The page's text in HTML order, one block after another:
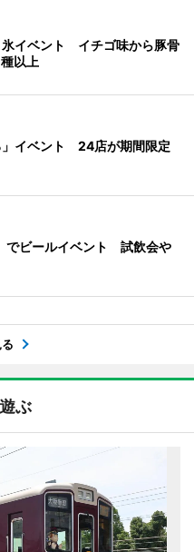
氷イベント イチゴ味から豚骨
以上
」イベント 24店が期間限定
でビールイベント 試飲会や
ぶ